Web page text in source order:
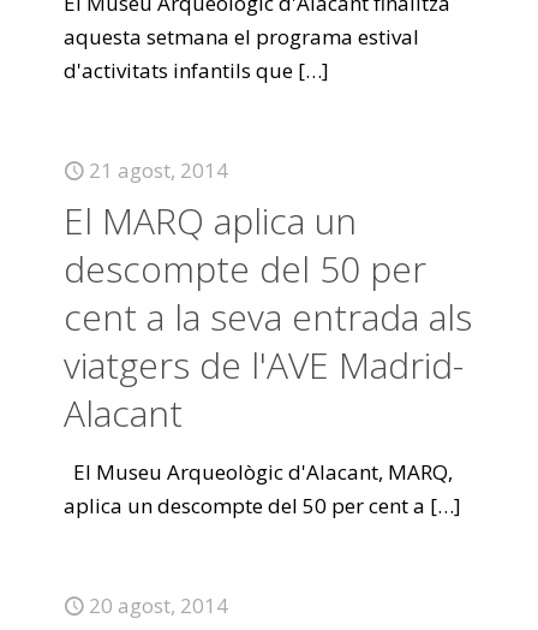
aquesta setmana el programa estival
d'activitats infantils que […]
21 agost, 2014
El MARQ aplica un
descompte del 50 per
cent a la seva entrada als
viatgers de l'AVE Madrid-
Alacant
El Museu Arqueològic d'Alacant, MARQ,
aplica un descompte del 50 per cent a […]
20 agost, 2014